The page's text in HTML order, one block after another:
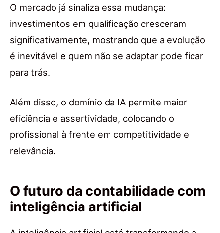
O mercado já sinaliza essa mudança:
investimentos em qualificação cresceram
significativamente, mostrando que a evolução
é inevitável e quem não se adaptar pode ficar
para trás.
Além disso, o domínio da IA permite maior
eficiência e assertividade, colocando o
profissional à frente em competitividade e
relevância.
O futuro da contabilidade com
inteligência artificial